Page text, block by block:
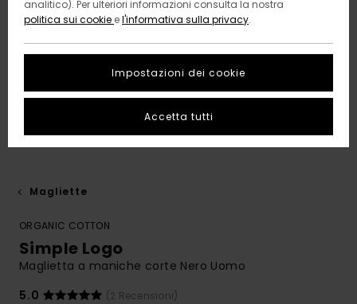
Magliette
ORGANIC COTTON
Simple Logo
Maglietta a maniche corte Nero Uomo
5.0
(2 Recensioni)
analitico). Per ulteriori informazioni consulta la nostra
politica sui cookie el'informativa sulla privacy.
Impostazioni dei cookie
Accetta tutti